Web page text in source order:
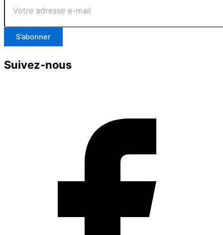
adresse
mail
S’abonner
Suivez-nous